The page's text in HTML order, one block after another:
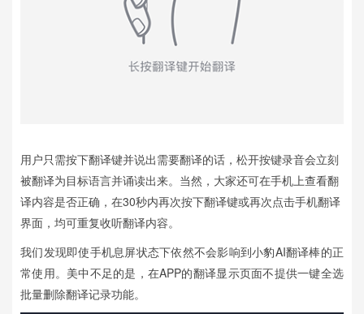
用户只需按下翻译键并说出需要翻译的话，松开按键录音会立刻
被翻译为目标语言并诵读出来。当然，大家还可在手机上查看翻
译内容是否正确，在30秒内再次按下翻译键或再次点击手机翻译
界面，均可重复收听翻译内容。
我们发现即使手机息屏状态下依然不会影响到小豹AI翻译棒的正
常使用。美中不足的是，在APP的翻译显示页面不提供一键全选
批量删除翻译记录功能。